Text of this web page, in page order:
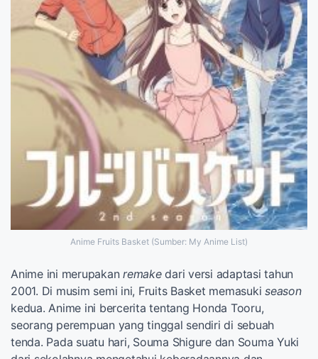
Anime Fruits Basket (Sumber: My Anime List)
Anime ini merupakan remakedari versi adaptasi tahun
2001. Di musim semi ini, Fruits Basket memasuki season
kedua. Anime ini bercerita tentang Honda Tooru,
seorang perempuan yang tinggal sendiri di sebuah
tenda. Pada suatu hari, Souma Shigure dan Souma Yuki